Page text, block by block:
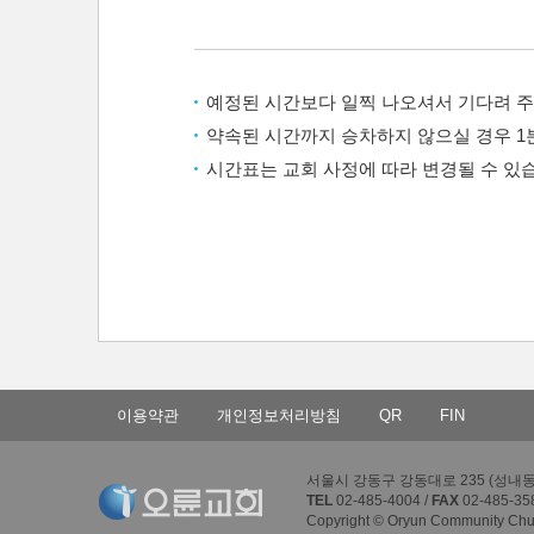
예정된 시간보다 일찍 나오셔서 기다려
약속된 시간까지 승차하지 않으실 경우
시간표는 교회 사정에 따라 변경될 수 있
이용약관 개인정보처리방침 QR FIN
서울시 강동구 강동대로 235 (성내
TEL 02-485-4004 / FAX 02-485-
Copyright © Oryun Community